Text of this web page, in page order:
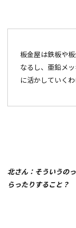
板金屋は鉄板や
なるし、亜鉛メ
に活かしていくわ
北さん：そういうの
らったりすること？